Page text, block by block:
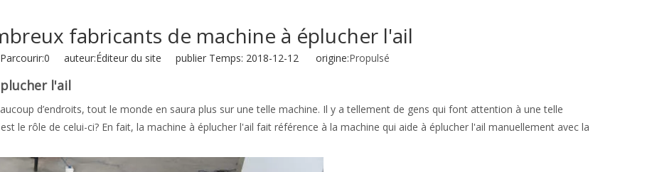
fabricants de machine à éplucher l'ail
0 auteur:Éditeur du site publier Temps: 2018-12-12 origine:Propulsé
l'ail
d’endroits, tout le monde en saura plus sur une telle machine. Il y a tellement de gens qui font attention à une telle
le rôle de celui-ci? En fait, la machine à éplucher l'ail fait référence à la machine qui aide à éplucher l'ail manuellement avec la